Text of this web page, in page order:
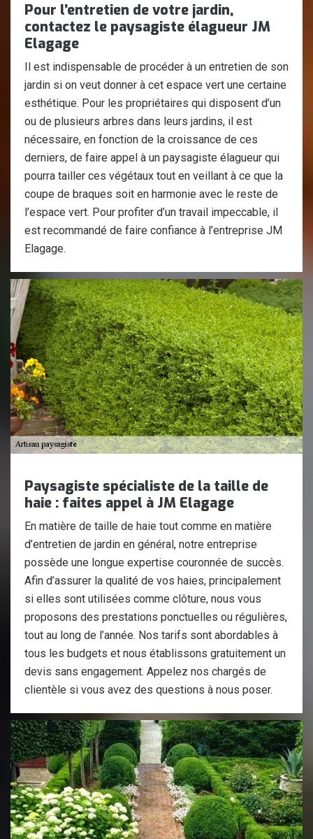
Pour l’entretien de votre jardin,
contactez le paysagiste élagueur JM
Elagage
Il est indispensable de procéder à un entretien de son
jardin si on veut donner à cet espace vert une certaine
esthétique. Pour les propriétaires qui disposent d’un
ou de plusieurs arbres dans leurs jardins, il est
nécessaire, en fonction de la croissance de ces
derniers, de faire appel à un paysagiste élagueur qui
pourra tailler ces végétaux tout en veillant à ce que la
coupe de braques soit en harmonie avec le reste de
l’espace vert. Pour profiter d’un travail impeccable, il
est recommandé de faire confiance à l’entreprise JM
Elagage.
Paysagiste spécialiste de la taille de
haie : faites appel à JM Elagage
En matière de taille de haie tout comme en matière
d’entretien de jardin en général, notre entreprise
possède une longue expertise couronnée de succès.
Afin d’assurer la qualité de vos haies, principalement
si elles sont utilisées comme clôture, nous vous
proposons des prestations ponctuelles ou régulières,
tout au long de l’année. Nos tarifs sont abordables à
tous les budgets et nous établissons gratuitement un
devis sans engagement. Appelez nos chargés de
clientèle si vous avez des questions à nous poser.